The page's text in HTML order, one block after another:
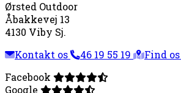
Ørsted Outdoor
Åbakkevej 13
4130 Viby Sj.
Kontakt os
46 19 55 19
Find
Facebook
Google